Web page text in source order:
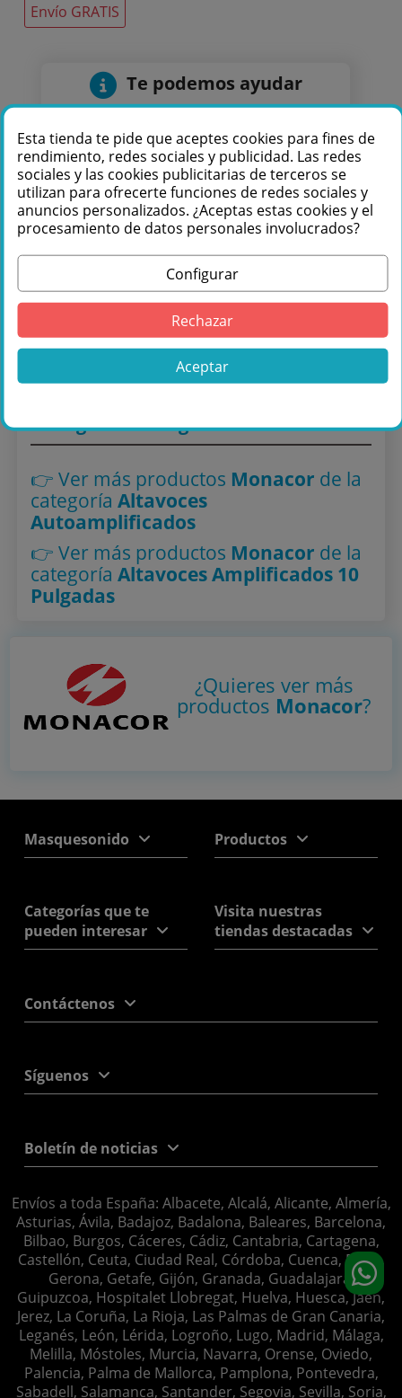
Envío GRATIS
Te podemos ayudar
+34 976 36 61 60
Comprar Monacor WAVE-10A ¡Pura
Diversión! en Másquesonido con envío
rápido
Lo encuentras también en: ,Altavoces Autoamplificados
,Altavoces Amplificados 10 Pulgadas
Navegador inteligente
👉 Ver más productos Monacor de la
categoría Altavoces
Autoamplificados
👉 Ver más productos Monacor de la
categoría Altavoces Amplificados 10
Pulgadas
¿Quieres ver más
productos Monacor?
Masquesonido Productos
Categorías que te
pueden interesar
Visita nuestras
tiendas destacadas
Contáctenos
Síguenos
Boletín de noticias
Envíos a toda España: Albacete, Alcalá, Alicante, Almería,
Asturias, Ávila, Badajoz, Badalona, Baleares, Barcelona,
Bilbao, Burgos, Cáceres, Cádiz, Cantabria, Cartagena,
Castellón, Ceuta, Ciudad Real, Córdoba, Cuenca, Elche,
Gerona, Getafe, Gijón, Granada, Guadalajara,
Guipuzcoa, Hospitalet Llobregat, Huelva, Huesca, Jaén,
Jerez, La Coruña, La Rioja, Las Palmas de Gran Canaria,
Leganés, León, Lérida, Logroño, Lugo, Madrid, Málaga,
Melilla, Móstoles, Murcia, Navarra, Orense, Oviedo,
Palencia, Palma de Mallorca, Pamplona, Pontevedra,
Sabadell, Salamanca, Santander, Segovia, Sevilla, Soria,
Esta tienda te pide que aceptes cookies para fines de
rendimiento, redes sociales y publicidad. Las redes
sociales y las cookies publicitarias de terceros se
utilizan para ofrecerte funciones de redes sociales y
anuncios personalizados. ¿Aceptas estas cookies y el
procesamiento de datos personales involucrados?
Configurar
Rechazar
Aceptar